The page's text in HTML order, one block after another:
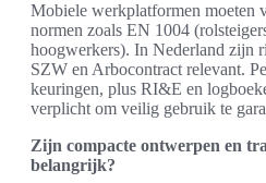
Mobiele werkplatformen moeten
normen zoals EN 1004
hoogwerkers). In Nederland zijn
SZW en Arbocontract relevant.
keuringen, plus RI&E en
verplicht om veilig gebruik te
Zijn compacte ontwerpen en
belangrijk?